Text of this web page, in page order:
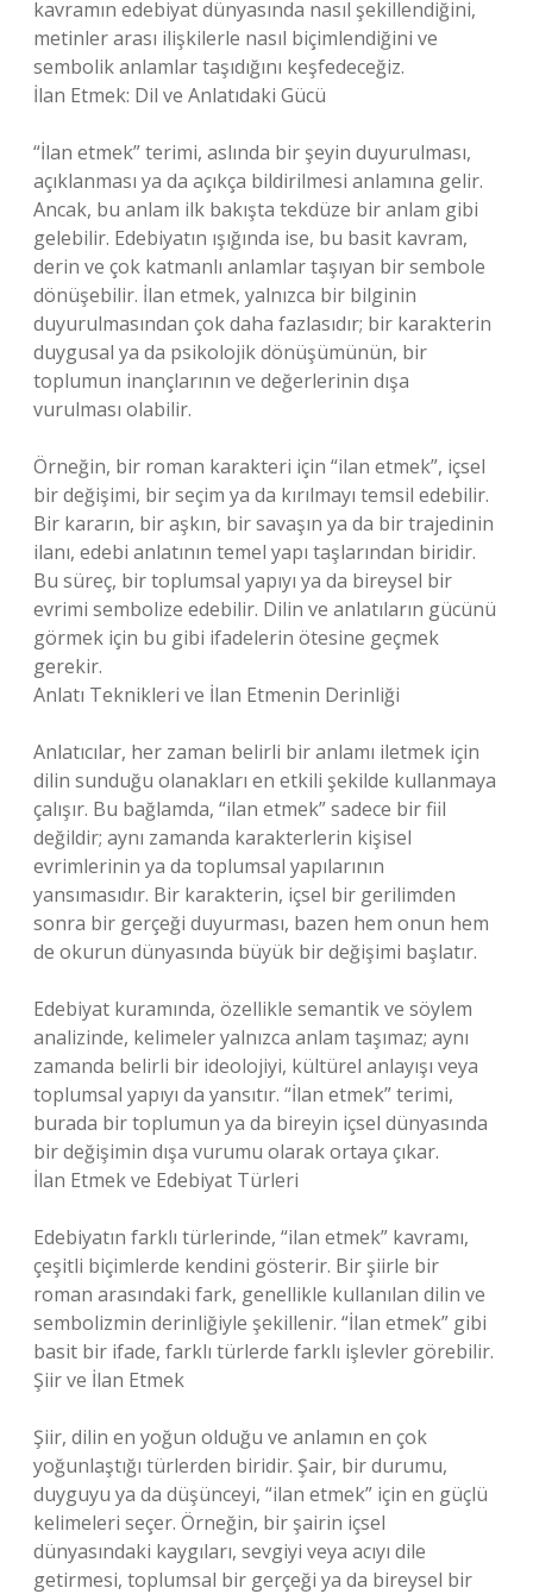
kavramın edebiyat dünyasında nasıl şekillendiğini,
metinler arası ilişkilerle nasıl biçimlendiğini ve
sembolik anlamlar taşıdığını keşfedeceğiz.
İlan Etmek: Dil ve Anlatıdaki Gücü
“İlan etmek” terimi, aslında bir şeyin duyurulması,
açıklanması ya da açıkça bildirilmesi anlamına gelir.
Ancak, bu anlam ilk bakışta tekdüze bir anlam gibi
gelebilir. Edebiyatın ışığında ise, bu basit kavram,
derin ve çok katmanlı anlamlar taşıyan bir sembole
dönüşebilir. İlan etmek, yalnızca bir bilginin
duyurulmasından çok daha fazlasıdır; bir karakterin
duygusal ya da psikolojik dönüşümünün, bir
toplumun inançlarının ve değerlerinin dışa
vurulması olabilir.
Örneğin, bir roman karakteri için “ilan etmek”, içsel
bir değişimi, bir seçim ya da kırılmayı temsil edebilir.
Bir kararın, bir aşkın, bir savaşın ya da bir trajedinin
ilanı, edebi anlatının temel yapı taşlarından biridir.
Bu süreç, bir toplumsal yapıyı ya da bireysel bir
evrimi sembolize edebilir. Dilin ve anlatıların gücünü
görmek için bu gibi ifadelerin ötesine geçmek
gerekir.
Anlatı Teknikleri ve İlan Etmenin Derinliği
Anlatıcılar, her zaman belirli bir anlamı iletmek için
dilin sunduğu olanakları en etkili şekilde kullanmaya
çalışır. Bu bağlamda, “ilan etmek” sadece bir fiil
değildir; aynı zamanda karakterlerin kişisel
evrimlerinin ya da toplumsal yapılarının
yansımasıdır. Bir karakterin, içsel bir gerilimden
sonra bir gerçeği duyurması, bazen hem onun hem
de okurun dünyasında büyük bir değişimi başlatır.
Edebiyat kuramında, özellikle semantik ve söylem
analizinde, kelimeler yalnızca anlam taşımaz; aynı
zamanda belirli bir ideolojiyi, kültürel anlayışı veya
toplumsal yapıyı da yansıtır. “İlan etmek” terimi,
burada bir toplumun ya da bireyin içsel dünyasında
bir değişimin dışa vurumu olarak ortaya çıkar.
İlan Etmek ve Edebiyat Türleri
Edebiyatın farklı türlerinde, “ilan etmek” kavramı,
çeşitli biçimlerde kendini gösterir. Bir şiirle bir
roman arasındaki fark, genellikle kullanılan dilin ve
sembolizmin derinliğiyle şekillenir. “İlan etmek” gibi
basit bir ifade, farklı türlerde farklı işlevler görebilir.
Şiir ve İlan Etmek
Şiir, dilin en yoğun olduğu ve anlamın en çok
yoğunlaştığı türlerden biridir. Şair, bir durumu,
duyguyu ya da düşünceyi, “ilan etmek” için en güçlü
kelimeleri seçer. Örneğin, bir şairin içsel
dünyasındaki kaygıları, sevgiyi veya acıyı dile
getirmesi, toplumsal bir gerçeği ya da bireysel bir